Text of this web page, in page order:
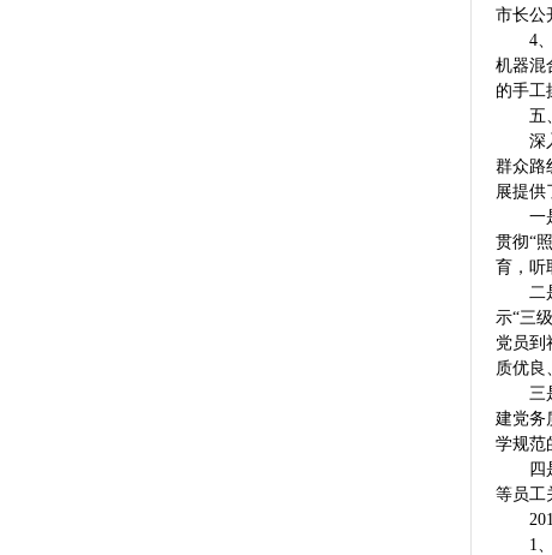
市长公
4、为
机器混
的手工
五、
深入
群众路
展提供
一是
贯彻“
育，听
二是
示“三
党员到
质优良
三是
建党务
学规范
四是
等员工
2015
1、